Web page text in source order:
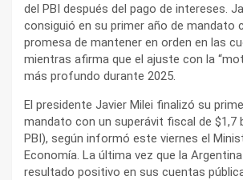
del PBI después del pago de intereses.
consiguió en su primer año de mandato
promesa de mantener en orden en las
mientras afirma que el ajuste con la
más profundo durante 2025.
El presidente Javier Milei finalizó su
mandato con un superávit fiscal de $1,7
PBI), según informó este viernes el
Economía. La última vez que la
resultado positivo en sus cuentas